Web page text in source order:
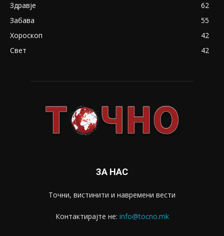
Здравје
62
Забава
55
Хороскоп
42
Свет
42
ЗА НАС
Точни, вистинити и навремени вести
Контактирајте не: info@tocno.mk